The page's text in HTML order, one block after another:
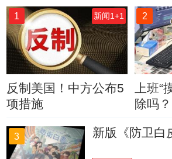
1 新闻1+1
反制美国！中方公布5
项措施
2
上班
除吗？
3 新版《防卫白